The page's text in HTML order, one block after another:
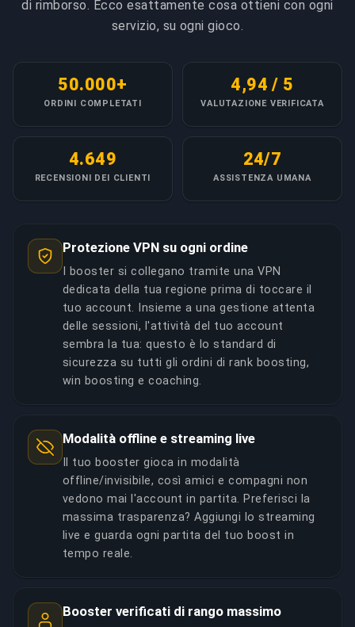
gestiscano i tuoi ordini.
di rimborso. Ecco esattamente cosa ottieni con ogni
servizio, su ogni gioco.
ORDINI COMPLETATI
50.000+
VALUTAZIONE VERIFICATA
4,94 / 5
RECENSIONI DEI CLIENTI
4.649
ASSISTENZA UMANA
24/7
Protezione VPN su ogni ordine
I booster si collegano tramite una VPN
dedicata della tua regione prima di toccare il
tuo account. Insieme a una gestione attenta
delle sessioni, l'attività del tuo account
sembra la tua: questo è lo standard di
sicurezza su tutti gli ordini di rank boosting,
win boosting e coaching.
Modalità offline e streaming live
Il tuo booster gioca in modalità
offline/invisibile, così amici e compagni non
vedono mai l'account in partita. Preferisci la
massima trasparenza? Aggiungi lo streaming
live e guarda ogni partita del tuo boost in
tempo reale.
Booster verificati di rango massimo